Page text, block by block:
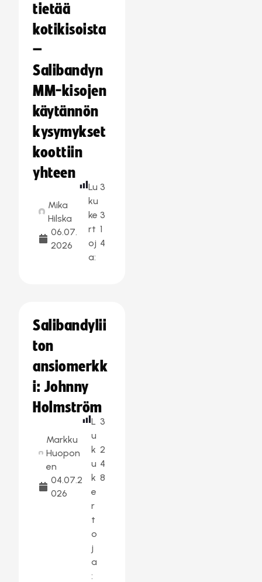
tietää
kotikisoista
–
Salibandyn
MM-kisojen
käytännön
kysymykset
koottiin
yhteen
Mika
Hilska
06.07.
2026
Lu
ku
ke
rt
oj
a:
3
3
1
4
Salibandylii
ton
ansiomerkk
i: Johnny
Holmström
Markku
Huopon
en
04.07.2
026
L
u
k
u
k
e
r
t
o
j
a
:
3
2
4
8